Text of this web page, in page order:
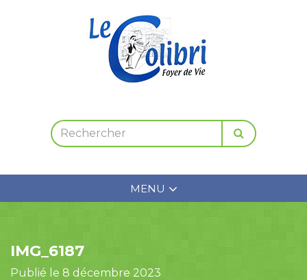
MENU
IMG_6187
Publié le 8 décembre 2023